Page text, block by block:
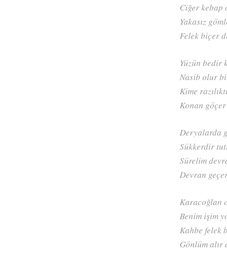
Ciğer kebap
Yakasız
Felek biçer
Yüzün bedir
Nasib olur
Kime
Konan
Deryalarda
Sükkerdir
Sürelim
Devran
Karacoğlan
Benim işim
Kahbe felek
Gönlüm alır